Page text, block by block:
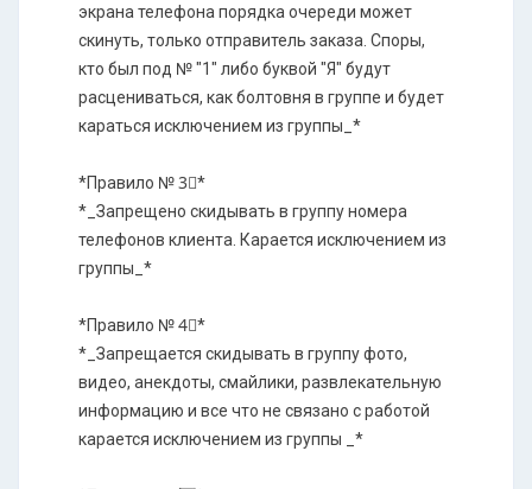
экрана телефона порядка очереди может
скинуть, только отправитель заказа. Споры,
кто был под № "1" либо буквой "Я" будут
расцениваться, как болтовня в группе и будет
караться исключением из группы_*
*Правило № 3⃣*
*_Запрещено скидывать в группу номера
телефонов клиента. Карается исключением из
группы_*
*Правило № 4⃣*
*_Запрещается скидывать в группу фото,
видео, анекдоты, смайлики, развлекательную
информацию и все что не связано с работой
карается исключением из группы _*